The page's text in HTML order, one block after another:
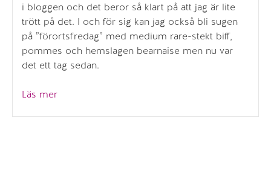
i bloggen och det beror så klart på att jag är lite
trött på det. I och för sig kan jag också bli sugen
på ”förortsfredag” med medium rare-stekt biff,
pommes och hemslagen bearnaise men nu var
det ett tag sedan.
Läs mer”Vinbrässerad